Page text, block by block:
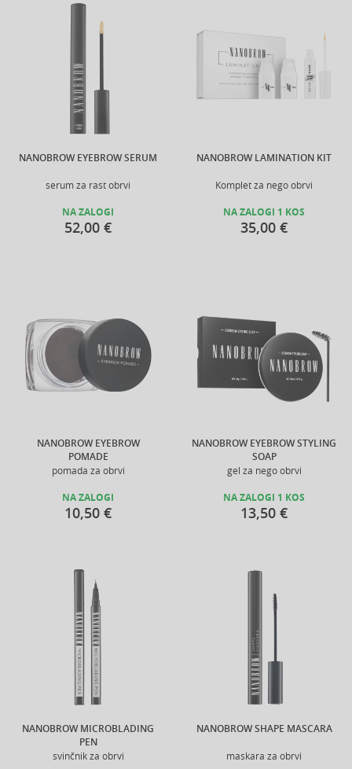
NANOBROW EYEBROW SERUM
serum za rast obrvi
NA ZALOGI
52,00 €
NANOBROW LAMINATION KIT
Komplet za nego obrvi
NA ZALOGI 1 KOS
35,00 €
NANOBROW EYEBROW
POMADE
pomada za obrvi
NA ZALOGI
10,50 €
NANOBROW EYEBROW STYLING
SOAP
gel za nego obrvi
NA ZALOGI 1 KOS
13,50 €
NANOBROW MICROBLADING
PEN
svinčnik za obrvi
NANOBROW SHAPE MASCARA
maskara za obrvi